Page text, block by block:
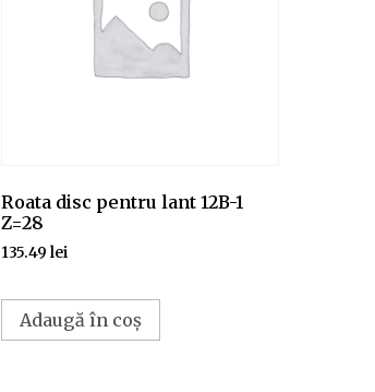
Roata disc pentru lant 12B-1
Z=28
135.49 lei
Adaugă în coș